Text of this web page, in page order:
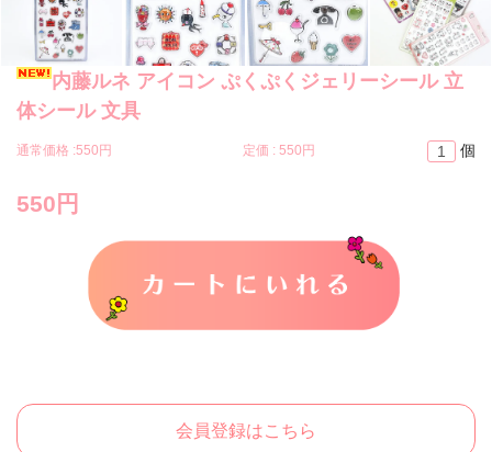
内藤ルネ アイコン ぷくぷくジェリーシール 立
体シール 文具
通常価格 :550円 定価 : 550円
550円
個
カートに入れる
会員登録はこちら